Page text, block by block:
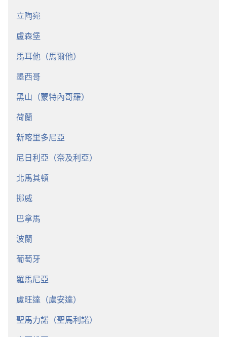
立陶宛
盧森堡
馬耳他（馬爾他）
墨西哥
黑山（蒙特內哥羅）
荷蘭
新喀里多尼亞
尼日利亞（奈及利亞）
北馬其頓
挪威
巴拿馬
波蘭
葡萄牙
羅馬尼亞
盧旺達（盧安達）
聖馬力諾（聖馬利諾）